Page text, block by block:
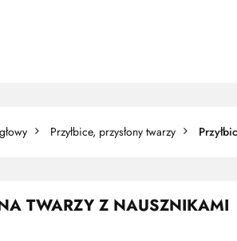
Przyłbice, przysłony twarzy
TWARZY Z NAUSZNIKAMI